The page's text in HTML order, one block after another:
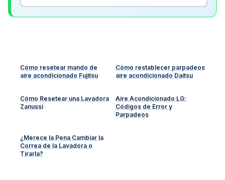
Cómo resetear mando de
aire acondicionado Fujitsu
Cómo restablecer parpadeos
aire acondicionado Daitsu
Cómo Resetear una Lavadora
Zanussi
Aire Acondicionado LG:
Códigos de Error y
Parpadeos
¿Merece la Pena Cambiar la
Correa de la Lavadora o
Tirarla?